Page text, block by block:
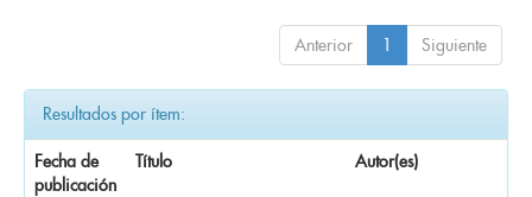
Anterior 1 Siguiente
Resultados por ítem:
Fecha de
publicación
Título Autor(es)